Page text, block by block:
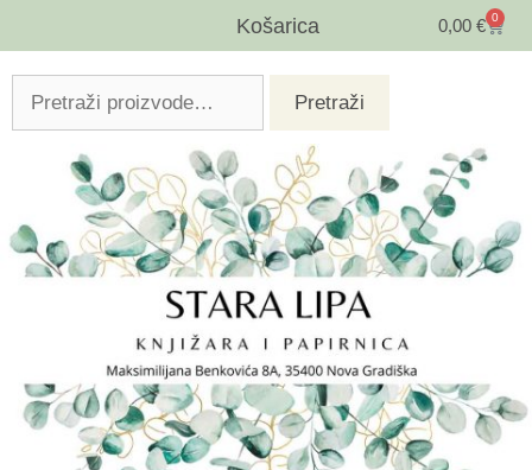
Košarica 0,00 € 0
Pretraži